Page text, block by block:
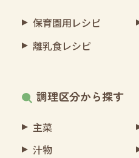
保育園用レシピ
離乳食レシピ
調理区分から探す
主菜
汁物